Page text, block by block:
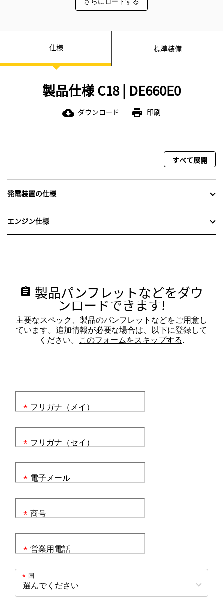
仕様 標準装備
製品仕様 C18 | DE660E0
cloud_download ダウンロード print 印刷
すべて展開
発電装置の仕様
エンジン仕様
assignment 製品パンフレットなどをダウ
ンロードできます!
主要なスペック、製品のパンフレットなどをご用意し
ています。追加情報が必要な場合は、以下に登録して
ください。 このフォームをスキップする.
フリガナ（メイ）
*
フリガナ（セイ）
*
電子メール
*
商号
*
営業用電話
*
国
*